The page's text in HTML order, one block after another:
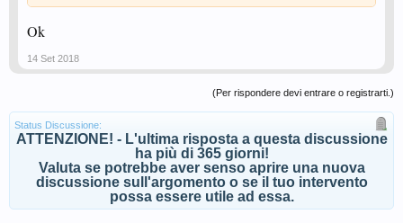
Ok
14 Set 2018
(Per rispondere devi entrare o registrarti.)
Status Discussione:
ATTENZIONE! - L'ultima risposta a questa discussione
ha più di 365 giorni!
Valuta se potrebbe aver senso aprire una nuova
discussione sull'argomento o se il tuo intervento
possa essere utile ad essa.